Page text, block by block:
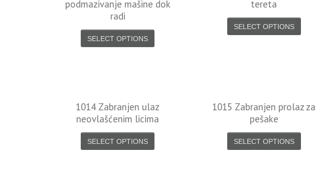
podmazivanje mašine dok
radi
SELECT OPTIONS
tereta
SELECT OPTIONS
1014 Zabranjen ulaz
neovlašćenim licima
SELECT OPTIONS
1015 Zabranjen prolaz za
pešake
SELECT OPTIONS